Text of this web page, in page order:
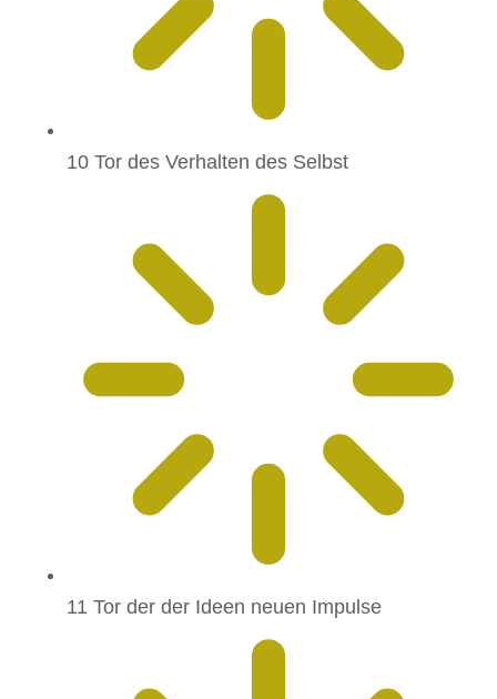
10 Tor des Verhalten des Selbst
11 Tor der der Ideen neuen Impulse